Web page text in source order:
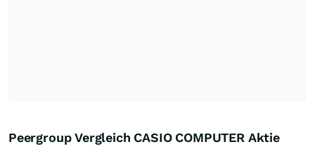
Peergroup Vergleich CASIO COMPUTER Aktie